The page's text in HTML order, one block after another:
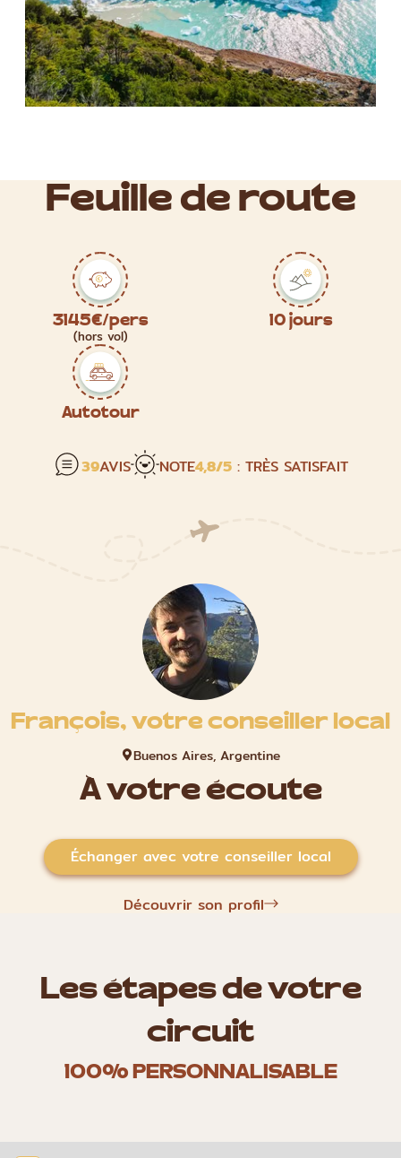
Feuille de route
3145€/pers
(hors vol)
10 jours
Autotour
39AVIS NOTE4,8/5 : TRÈS SATISFAIT
François, votre conseiller local
Buenos Aires, Argentine
À votre écoute
Échanger avec votre conseiller local
Découvrir son profil
Les étapes de votre
circuit
100% PERSONNALISABLE